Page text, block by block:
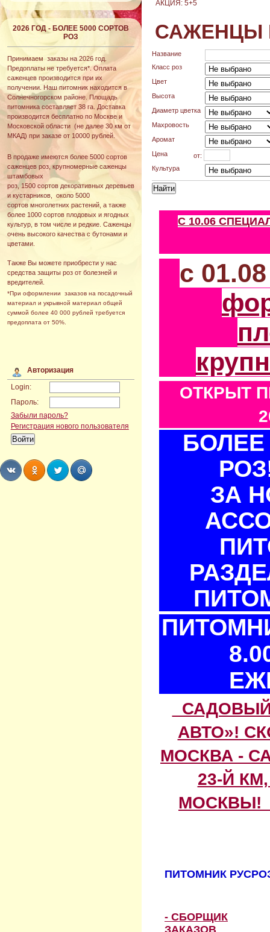
2026 ГОД - БОЛЕЕ 5000 СОРТОВ
РОЗ
Принимаем заказы на 2026 год.
Предоплаты не требуется*. Оплата
саженцев производится при их
получении. Наш питомник находится в
Солнечногорском районе. Площадь
питомника составляет 38 га. Доставка
производится бесплатно по Москве и
Московской области (не далее 30 км от
МКАД) при заказе от 10000 рублей.
В продаже имеются более 5000 сортов
саженцев роз, крупномерные саженцы
штамбовых
роз, 1500 сортов декоративных деревьев
и кустарников, около 5000
сортов многолетних растений, а также
более 1000 сортов плодовых и ягодных
культур, в том числе и редкие. Саженцы
очень высокого качества с бутонами и
цветами.
Также Вы можете приобрести у нас
средства защиты роз от болезней и
вредителей.
*При оформлении заказов на посадочный
материал и укрывной материал общей
суммой более 40 000 рублей требуется
предоплата от 50%.
Авторизация
Login:
Пароль:
Забыли пароль?
Регистрация нового пользователя
АКЦИЯ: 5+5
САЖЕНЦЫ
Название
Класс роз
Цвет
Высота
Диаметр цветка
Махровость
Аромат
Цена
от:
Культура
С 10.06
с
ОТКРЫТ
БОЛЕЕ
ЗА
АВТО»!
МОСКВА -
23-Й
МОСКВЫ!
ПИТОМНИК
- СБОРЩИК